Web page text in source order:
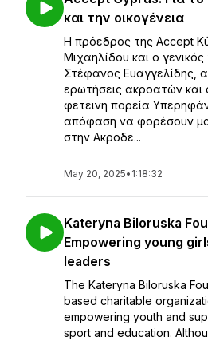
και την οικογένεια
Η πρόεδρος της Accept
Μιχαηλίδου και ο
Στέφανος Ευαγγελίδης,
ερωτήσεις ακροατών και
φετεινη πορεία
απόφαση να φορέσουν
στην Ακροδε...
May 20, 2025• 1:18:32
Kateryna Biloruska
Empowering young
leaders
The Kateryna Biloruska
based charitable
empowering youth and
sport and education.